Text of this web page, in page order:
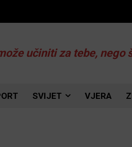
učiniti za tebe, nego
SVIJET VJERA